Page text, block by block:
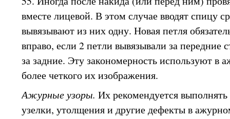
вместе лицевой. В этом случае вводят спицу
вывязывают из них одну. Новая петля
вправо, если 2 петли вывязывали за передние
за задние. Эту закономерность используют в
более четкого их изображения.
Ажурные узоры. Их рекомендуется
узелки, утолщения и другие дефекты в